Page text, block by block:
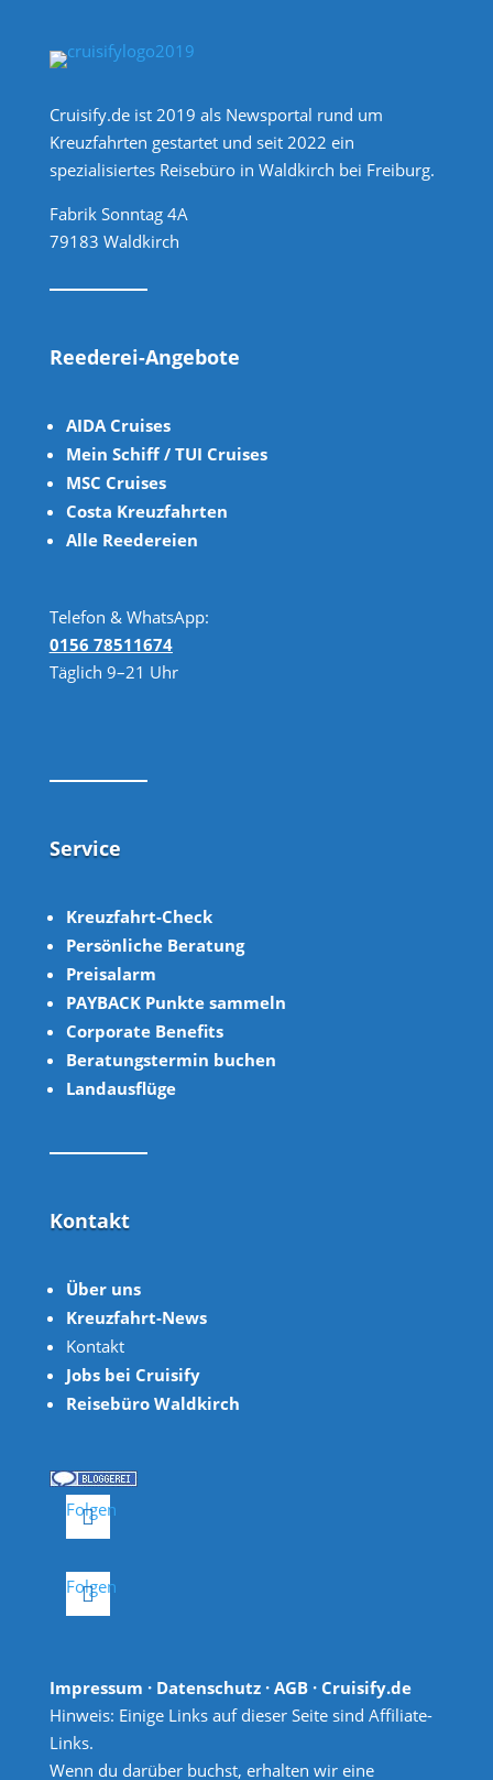
Cruisify.de ist 2019 als Newsportal rund um
Kreuzfahrten gestartet und seit 2022 ein
spezialisiertes Reisebüro in Waldkirch bei Freiburg.
Fabrik Sonntag 4A
79183 Waldkirch
Reederei-Angebote
AIDA Cruises
Mein Schiff / TUI Cruises
MSC Cruises
Costa Kreuzfahrten
Alle Reedereien
Telefon & WhatsApp:
0156 78511674
Täglich 9–21 Uhr
Service
Kreuzfahrt-Check
Persönliche Beratung
Preisalarm
PAYBACK Punkte sammeln
Corporate Benefits
Beratungstermin buchen
Landausflüge
Kontakt
Über uns
Kreuzfahrt-News
Kontakt
Jobs bei Cruisify
Reisebüro Waldkirch
Folgen
Folgen
Impressum · Datenschutz· AGB· Cruisify.de
Hinweis: Einige Links auf dieser Seite sind Affiliate-
Links.
Wenn du darüber buchst, erhalten wir eine